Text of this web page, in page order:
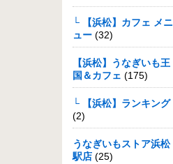
└ 【浜松】カフェ メニ
ュー (32)
【浜松】うなぎいも王
国＆カフェ (175)
└ 【浜松】ランキング
(2)
うなぎいもストア浜松
駅店 (25)